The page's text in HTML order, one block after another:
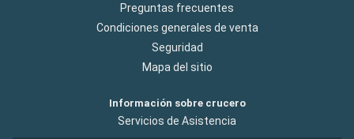
Preguntas frecuentes
Condiciones generales de venta
Seguridad
Mapa del sitio
Información sobre crucero
Servicios de Asistencia